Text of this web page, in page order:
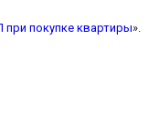
покупке квартиры».